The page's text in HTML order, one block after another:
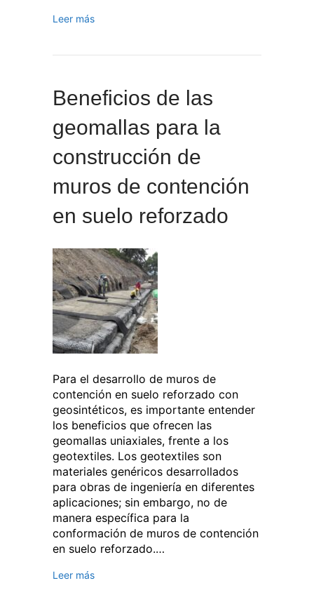
Leer más
Beneficios de las
geomallas para la
construcción de
muros de contención
en suelo reforzado
Para el desarrollo de muros de
contención en suelo reforzado con
geosintéticos, es importante entender
los beneficios que ofrecen las
geomallas uniaxiales, frente a los
geotextiles. Los geotextiles son
materiales genéricos desarrollados
para obras de ingeniería en diferentes
aplicaciones; sin embargo, no de
manera específica para la
conformación de muros de contención
en suelo reforzado.…
Leer más